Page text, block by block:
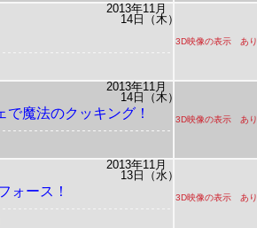
2013年11月
14日（木）
3D映像の表示 あり
2013年11月
14日（木）
で魔法のクッキング！ 3D映像の表示 あり
2013年11月
13日（水）
ォース！ 3D映像の表示 あり